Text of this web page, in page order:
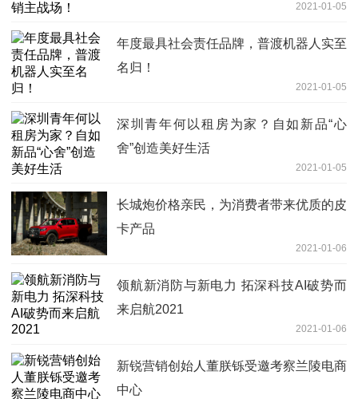
2021-01-05
年度最具社会责任品牌，普渡机器人实至
名归！
2021-01-05
深圳青年何以租房为家？自如新品“心
舍”创造美好生活
2021-01-05
长城炮价格亲民，为消费者带来优质的皮
卡产品
2021-01-06
领航新消防与新电力 拓深科技AI破势而
来启航2021
2021-01-06
新锐营销创始人董朕铄受邀考察兰陵电商
中心